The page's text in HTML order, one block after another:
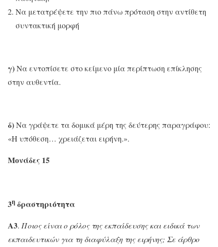
Να μετατρέψετε την πιο πάνω πρόταση στην αντίθετη
συντακτική μορφή
γ)Να εντοπίσετε στο κείμενο μία περίπτωση επίκλησης
στην αυθεντία.
δ)Να γράψετε τα δομικά μέρη της δεύτερης παραγράφου:
«Η υπόθεση… χρειάζεται ειρήνη.».
Μονάδες 15
3η δραστηριότητα
Α3. Ποιος είναι ο ρόλος της εκπαίδευσης και ειδικά των
εκπαιδευτικών για τη διαφύλαξη της ειρήνης; Σε άρθρο